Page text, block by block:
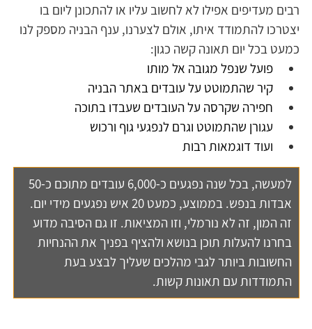
רבים מעדיפים אפילו לא לחשוב עליו או להתכונן ליום בו
יצטרכו להתמודד איתו, אולם לצערנו, ענף הבניה מספק לנו
כמעט בכל יום תאונה קשה כגון:
פועל שנפל מגובה אל מותו
קיר שהתמוטט על עובדים באתר הבניה
חפירה שקרסה על העובדים שעבדו בתוכה
עגורן שהתמוטט וגרם לנפגעי גוף ורכוש
ועוד דוגמאות רבות
למעשה, בכל שנה נפגעים כ-6,000 עובדים מתוכם כ-50
אבדות בנפש. בממוצע, כמעט 20 איש נפגעים מידי יום.
זה המון, זה לא נורמלי, וזו המציאות. זו גם הסיבה מדוע
בחרנו להעלות תוכן בנושא ולהציף בפניך את ההנחיות
החשובות ביותר לגבי מהלכים שעליך לבצע בעת
התמודדות עם תאונות קשות.